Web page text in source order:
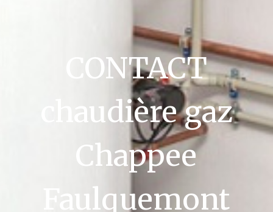
CONTACT
chaudière gaz
Chappee
Faulquemont